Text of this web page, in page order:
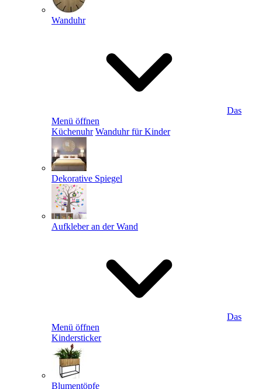
Wanduhr
Das
Menü öffnen
Küchenuhr Wanduhr für Kinder
Dekorative Spiegel
Aufkleber an der Wand
Das
Menü öffnen
Kindersticker
Blumentöpfe